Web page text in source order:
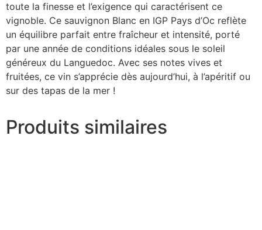
toute la finesse et l’exigence qui caractérisent ce
vignoble. Ce sauvignon Blanc en IGP Pays d’Oc reflète
un équilibre parfait entre fraîcheur et intensité, porté
par une année de conditions idéales sous le soleil
généreux du Languedoc. Avec ses notes vives et
fruitées, ce vin s’apprécie dès aujourd’hui, à l’apéritif ou
sur des tapas de la mer !
Produits similaires